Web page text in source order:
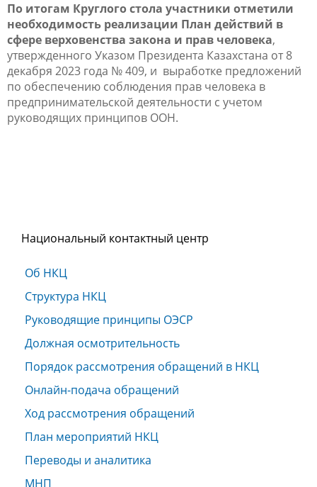
По итогам Круглого стола участники отметили
необходимость реализации План действий в
сфере верховенства закона и прав человека,
утвержденного Указом Президента Казахстана от 8
декабря 2023 года № 409, и выработке предложений
по обеспечению соблюдения прав человека в
предпринимательской деятельности с учетом
руководящих принципов ООН.
Национальный контактный центр
Об НКЦ
Структура НКЦ
Руководящие принципы ОЭСР
Должная осмотрительность
Порядок рассмотрения обращений в НКЦ
Онлайн-подача обращений
Ход рассмотрения обращений
План мероприятий НКЦ
Переводы и аналитика
МНП